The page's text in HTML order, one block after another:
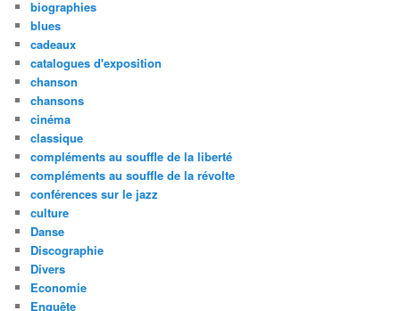
biographies
blues
cadeaux
catalogues d'exposition
chanson
chansons
cinéma
classique
compléments au souffle de la liberté
compléments au souffle de la révolte
conférences sur le jazz
culture
Danse
Discographie
Divers
Economie
Enquête